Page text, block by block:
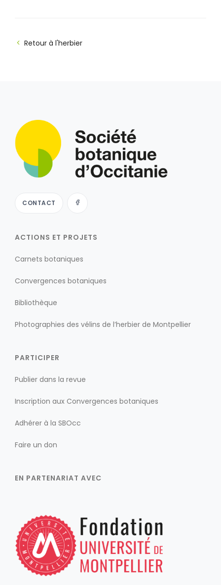
Retour à l'herbier
CONTACT
ACTIONS ET PROJETS
Carnets botaniques
Convergences botaniques
Bibliothèque
Photographies des vélins de l’herbier de Montpellier
PARTICIPER
Publier dans la revue
Inscription aux Convergences botaniques
Adhérer à la SBOcc
Faire un don
EN PARTENARIAT AVEC